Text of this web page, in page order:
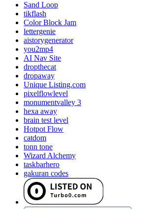
Sand Loop
tikflash
Color Block Jam
lettergenie
aistorygenerator
you2mp4
AI Nav Site
dropthecat
dropaway
Unique Listing.com
pixelflowlevel
monumentvalley 3
hexa away
brain test level
Hotpot Flow
catdom
tonn tone
Wizard Alchemy
taskbarhero
gakuran codes